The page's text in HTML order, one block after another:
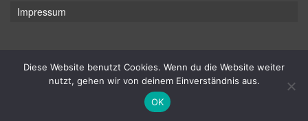
Impressum
© Hans-Wurst.net - Gute Laune seit 2005
Diese Website benutzt Cookies. Wenn du die Website weiter
nutzt, gehen wir von deinem Einverständnis aus.
OK